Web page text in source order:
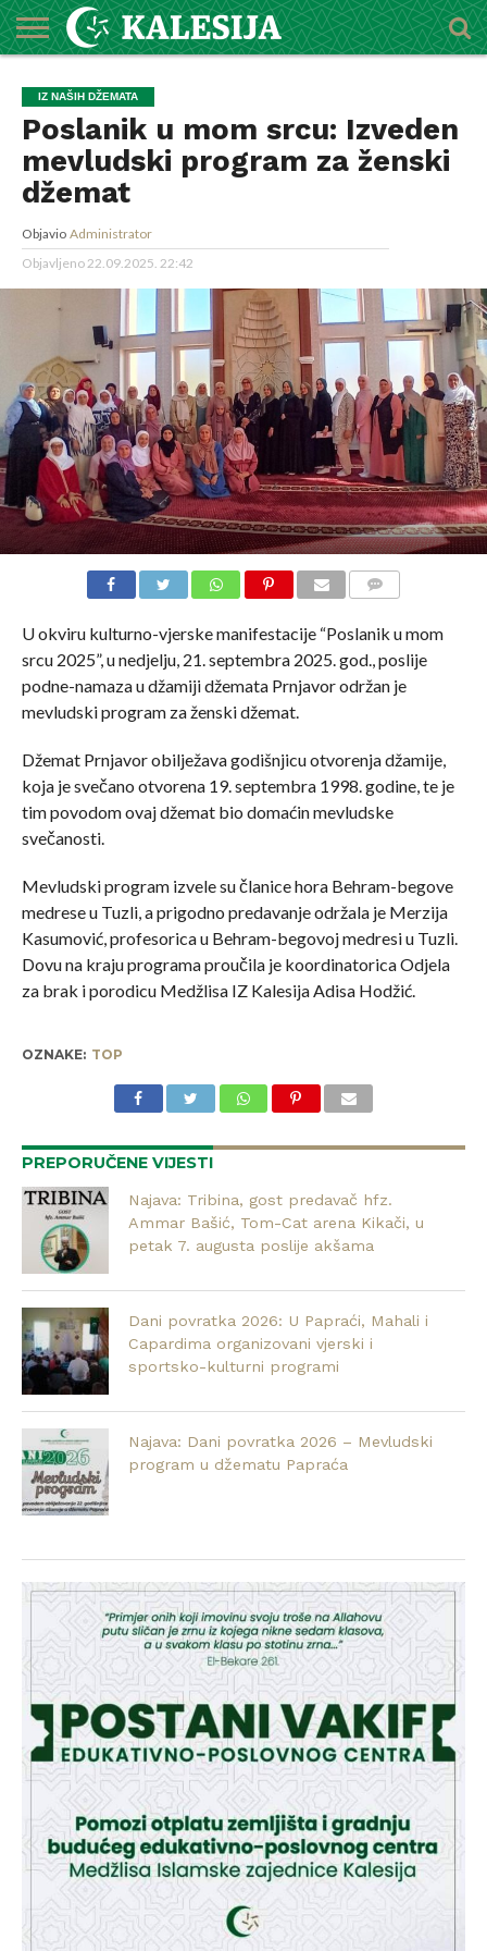
O
MEDŽLISU
DŽEMATI
IMAMI
MEKTEBSKI
CENTAR
VIJESTI
HUTBE
NAJAVE
KALENDAR
KONTAKT
IZ NAŠIH DŽEMATA
Poslanik u mom srcu: Izveden
mevludski program za ženski
džemat
Objavio Administrator
Objavljeno22.09.2025. 22:42
U okviru kulturno-vjerske manifestacije “Poslanik u mom
srcu 2025”, u nedjelju, 21. septembra 2025. god., poslije
podne-namaza u džamiji džemata Prnjavor održan je
mevludski program za ženski džemat.
Džemat Prnjavor obilježava godišnjicu otvorenja džamije,
koja je svečano otvorena 19. septembra 1998. godine, te je
tim povodom ovaj džemat bio domaćin mevludske
svečanosti.
Mevludski program izvele su članice hora Behram-begove
medrese u Tuzli, a prigodno predavanje održala je Merzija
Kasumović, profesorica u Behram-begovoj medresi u Tuzli.
Dovu na kraju programa proučila je koordinatorica Odjela
za brak i porodicu Medžlisa IZ Kalesija Adisa Hodžić.
OZNAKE: TOP
PREPORUČENE VIJESTI
Najava: Tribina, gost predavač hfz.
Ammar Bašić, Tom-Cat arena Kikači, u
petak 7. augusta poslije akšama
Dani povratka 2026: U Papraći, Mahali i
Capardima organizovani vjerski i
sportsko-kulturni programi
Najava: Dani povratka 2026 – Mevludski
program u džematu Papraća